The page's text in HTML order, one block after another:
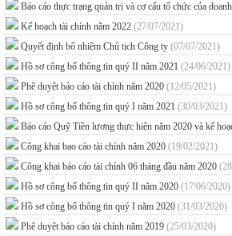
Báo cáo thực trạng quản trị và cơ cấu tổ chức của
Kế hoạch tài chính năm 2022 (27/07/2021)
Quyết định bổ nhiệm Chủ tịch Công ty (07/07/2021)
Hồ sơ công bố thông tin quý II năm 2021 (24/06/2021)
Phê duyệt báo cáo tài chính năm 2020 (12/05/2021)
Hồ sơ công bố thông tin quý I năm 2021 (30/03/2021)
Báo cáo Quỹ Tiền lương thực hiện năm 2020 và kế
Công khai bao cáo tài chính năm 2020 (19/02/2021)
Công khai báo cáo tài chính 06 tháng đầu năm 2020
Hồ sơ công bố thông tin quý II năm 2020 (17/06/2020)
Hồ sơ công bố thông tin quý I năm 2020 (31/03/2020)
Phê duyệt báo cáo tài chính năm 2019 (25/03/2020)